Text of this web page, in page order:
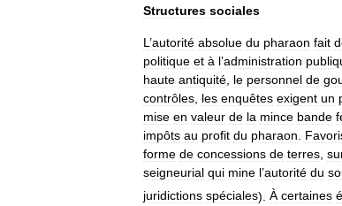
Structures sociales
L ’autorité absolue du pharaon fait
politique et à l’administration
haute antiquité le personnel de
contrôles les enquêtes exigent un
mise en valeur de la mince bande
impôts au profit du pharaon
forme de concessions de terres
seigneurial qui mine l’autorité du
juridictions spéciales). À certaines